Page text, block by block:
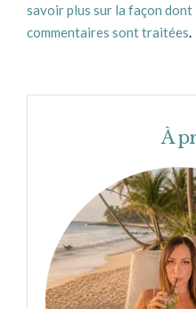
savoir plus sur la façon dont
commentaires sont traitées.
À